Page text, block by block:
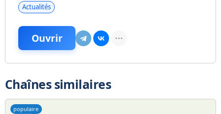
Actualités
Ouvrir
Chaînes similaires
populaire